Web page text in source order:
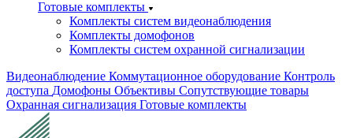
Готовые комплекты
Комплекты систем видеонаблюдения
Комплекты домофонов
Комплекты систем охранной сигнализации
Видеонаблюдение Коммутационное оборудование Контроль
доступа Домофоны Объективы Сопутствующие товары
Охранная сигнализация Готовые комплекты